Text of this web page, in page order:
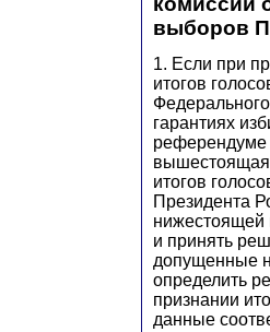
выборов
1. Если при
итогов
гарантиях
референдуме
вышестоящая
итогов
Президента
нижестоящей
и принять
допущенные
определить
признании
данные